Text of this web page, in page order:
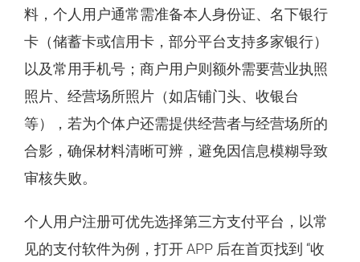
料，个人用户通常需准备本人身份证、名下银行
卡（储蓄卡或信用卡，部分平台支持多家银行）
以及常用手机号；商户用户则额外需要营业执照
照片、经营场所照片（如店铺门头、收银台
等），若为个体户还需提供经营者与经营场所的
合影，确保材料清晰可辨，避免因信息模糊导致
审核失败。
个人用户注册可优先选择第三方支付平台，以常
见的支付软件为例，打开 APP 后在首页找到 “收